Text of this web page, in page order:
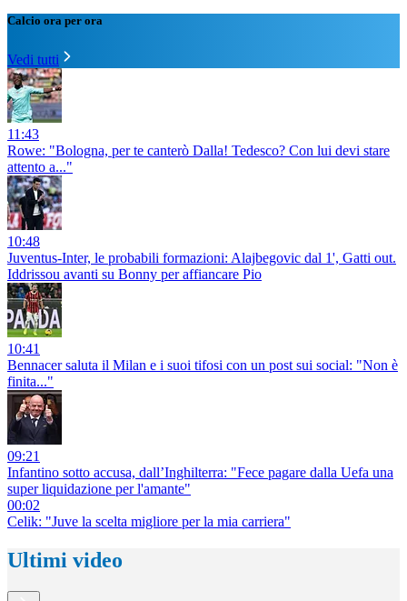
Calcio ora per ora
Vedi tutti
11:43
Rowe: "Bologna, per te canterò Dalla! Tedesco? Con lui devi stare
attento a..."
10:48
Juventus-Inter, le probabili formazioni: Alajbegovic dal 1', Gatti out.
Iddrissou avanti su Bonny per affiancare Pio
10:41
Bennacer saluta il Milan e i suoi tifosi con un post sui social: "Non è
finita..."
09:21
Infantino sotto accusa, dall’Inghilterra: "Fece pagare dalla Uefa una
super liquidazione per l'amante"
00:02
Celik: "Juve la scelta migliore per la mia carriera"
Ultimi video